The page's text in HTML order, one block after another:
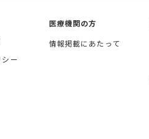
ー
医療機関の方
情報掲載にあたって